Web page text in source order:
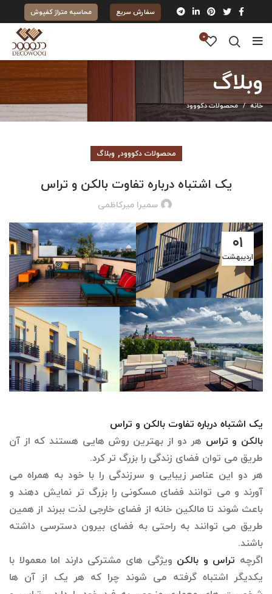
سفارش سریع محاسبه متراژ کفپوش
0
وبلاگ
خانه محصولات دکووود
محصولات دکووود, وبلاگ
یک اشتباه درباره تفاوت بالکن و تراس
سمیرا میرکاظمی
۰۱
اردیبهشت
یک اشتباه درباره تفاوت بالکن و تراس
بالکن و تراس هر دو از بهترین روش هایی هستند که از آن
طریق می توان فضای زندگی را بزرگ تر کرد.
هر دو این عناصر زیبایی و سرزندگی را با خود به همراه می
آورند و می توانند فضای مسکونی را بزرگ تر نمایش دهند و
باعث شوند تا مالکین خانه از فضای خارجی لذت ببرند از همین
طریق می توانند به راحتی به فضای بیرون دسترسی داشته
باشند.
اگرچه تراس و بالکن ویژگی های مشترکی دارند اما معمولا با
یکدیگر اشتباه گرفته می شوند چرا که هر یک از آن ها